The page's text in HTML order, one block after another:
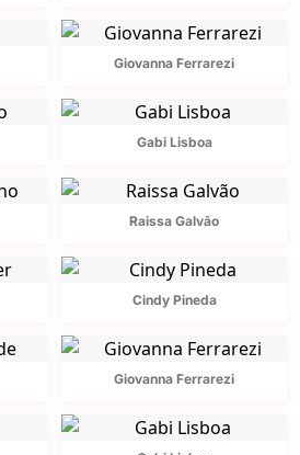
Giovanna Ferrarezi
Gabi Lisboa
Raissa Galvão
Cindy Pineda
Giovanna Ferrarezi